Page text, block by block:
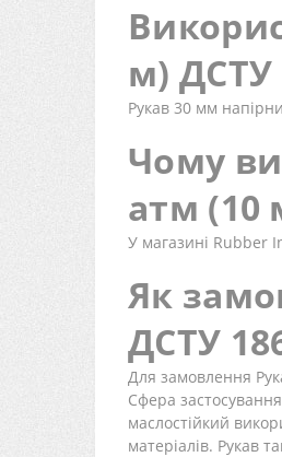
м) ДСТУ
Рукав 30 мм
Чому
атм (10
У магазині Rubber
Як
ДСТУ
Для замовлення
Сфера
маслостійкий
матеріалів. Рукав